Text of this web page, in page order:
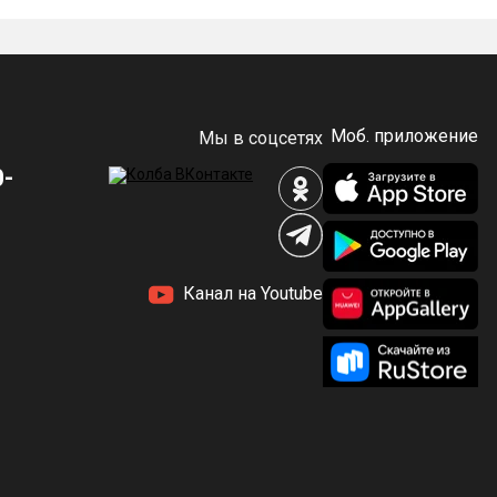
Мы в соцсетях
Канал на Youtube
Моб. приложение